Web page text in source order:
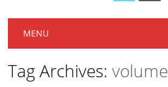
Main menu
MENU
Tag Archives:volume